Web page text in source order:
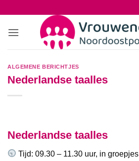
inhoud
ALGEMENE BERICHTJES
Nederlandse taalles
Nederlandse taalles
Tijd: 09.30 – 11.30 uur, in groepjes